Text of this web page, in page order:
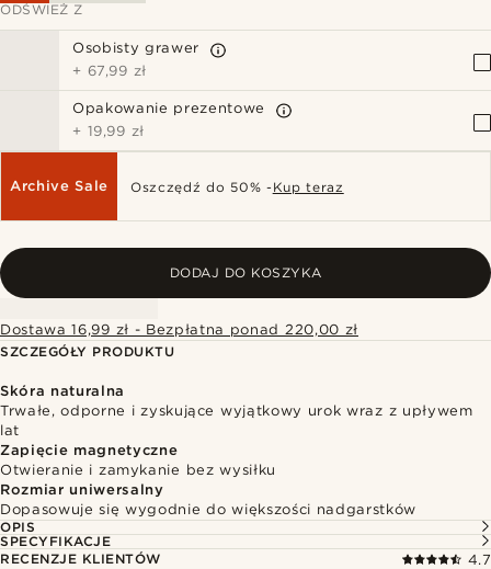
ODŚWIEŻ Z
Osobisty grawer
+ 67,99 zł
Opakowanie prezentowe
+ 19,99 zł
Archive Sale Oszczędź do 50% - Kup teraz
DODAJ DO KOSZYKA
Dostawa 16,99 zł - Bezpłatna ponad 220,00 zł
SZCZEGÓŁY PRODUKTU
Skóra naturalna
Trwałe, odporne i zyskujące wyjątkowy urok wraz z upływem
lat
Zapięcie magnetyczne
Otwieranie i zamykanie bez wysiłku
Rozmiar uniwersalny
Dopasowuje się wygodnie do większości nadgarstków
OPIS
SPECYFIKACJE
RECENZJE KLIENTÓW
4.7